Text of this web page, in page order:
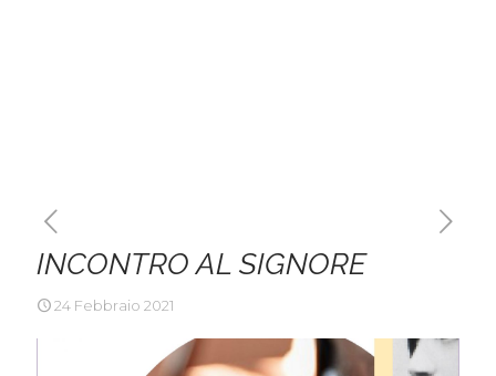
INCONTRO AL SIGNORE
24 Febbraio 2021